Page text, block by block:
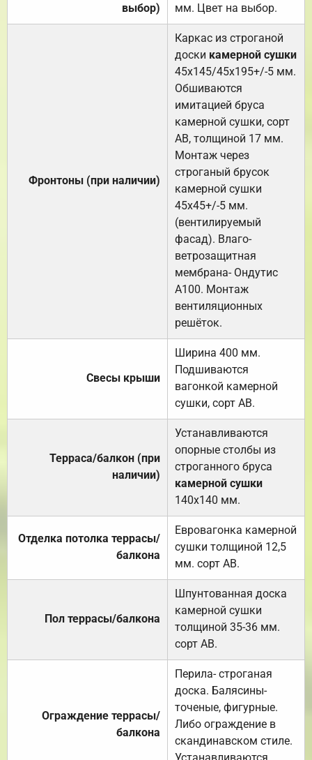
выбор)
мм. Цвет на выбор.
Фронтоны (при наличии)
Каркас из строганой
доски камерной сушки
45х145/45х195+/-5 мм.
Обшиваются
имитацией бруса
камерной сушки, сорт
АВ, толщиной 17 мм.
Монтаж через
строганый брусок
камерной сушки
45х45+/-5 мм.
(вентилируемый
фасад). Влаго-
ветрозащитная
мембрана- Ондутис
А100. Монтаж
вентиляционных
решёток.
Свесы крыши
Ширина 400 мм.
Подшиваются
вагонкой камерной
сушки, сорт АВ.
Терраса/балкон (при
наличии)
Устанавливаются
опорные столбы из
строганного бруса
камерной сушки
140х140 мм.
Отделка потолка террасы/
балкона
Евровагонка камерной
сушки толщиной 12,5
мм. сорт АВ.
Пол террасы/балкона
Шпунтованная доска
камерной сушки
толщиной 35-36 мм.
сорт АВ.
Ограждение террасы/
балкона
Перила- строганая
доска. Балясины-
точеные, фигурные.
Либо ограждение в
скандинавском стиле.
Устанавливаются